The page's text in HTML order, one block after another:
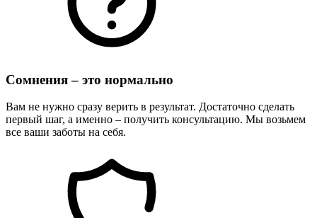
Сомнения – это нормально
Вам не нужно сразу верить в результат. Достаточно сделать
первый шаг, а именно – получить консультацию. Мы возьмем
все ваши заботы на себя.